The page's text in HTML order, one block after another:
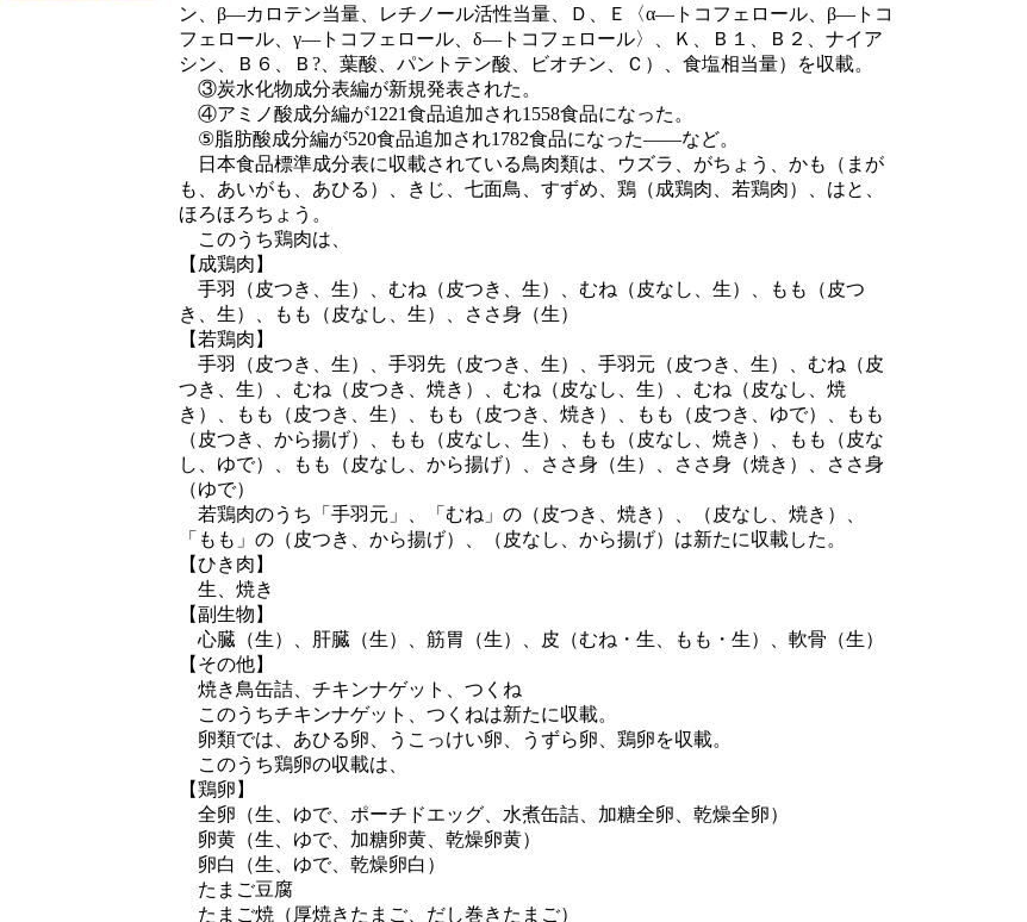
ン、β―カロテン当量、レチノール活性当量、Ｄ、Ｅ〈α―トコフェロール、β―トコ
フェロール、γ―トコフェロール、δ―トコフェロール〉、Ｋ、Ｂ１、Ｂ２、ナイア
シン、Ｂ６、Ｂ?、葉酸、パントテン酸、ビオチン、Ｃ）、食塩相当量）を収載。
③炭水化物成分表編が新規発表された。
④アミノ酸成分編が1221食品追加され1558食品になった。
⑤脂肪酸成分編が520食品追加され1782食品になった――など。
日本食品標準成分表に収載されている鳥肉類は、ウズラ、がちょう、かも（まが
も、あいがも、あひる）、きじ、七面鳥、すずめ、鶏（成鶏肉、若鶏肉）、はと、
ほろほろちょう。
このうち鶏肉は、
【成鶏肉】
手羽（皮つき、生）、むね（皮つき、生）、むね（皮なし、生）、もも（皮つ
き、生）、もも（皮なし、生）、ささ身（生）
【若鶏肉】
手羽（皮つき、生）、手羽先（皮つき、生）、手羽元（皮つき、生）、むね（皮
つき、生）、むね（皮つき、焼き）、むね（皮なし、生）、むね（皮なし、焼
き）、もも（皮つき、生）、もも（皮つき、焼き）、もも（皮つき、ゆで）、もも
（皮つき、から揚げ）、もも（皮なし、生）、もも（皮なし、焼き）、もも（皮な
し、ゆで）、もも（皮なし、から揚げ）、ささ身（生）、ささ身（焼き）、ささ身
（ゆで）
若鶏肉のうち「手羽元」、「むね」の（皮つき、焼き）、（皮なし、焼き）、
「もも」の（皮つき、から揚げ）、（皮なし、から揚げ）は新たに収載した。
【ひき肉】
生、焼き
【副生物】
心臓（生）、肝臓（生）、筋胃（生）、皮（むね・生、もも・生）、軟骨（生）
【その他】
焼き鳥缶詰、チキンナゲット、つくね
このうちチキンナゲット、つくねは新たに収載。
卵類では、あひる卵、うこっけい卵、うずら卵、鶏卵を収載。
このうち鶏卵の収載は、
【鶏卵】
全卵（生、ゆで、ポーチドエッグ、水煮缶詰、加糖全卵、乾燥全卵）
卵黄（生、ゆで、加糖卵黄、乾燥卵黄）
卵白（生、ゆで、乾燥卵白）
たまご豆腐
たまご焼（厚焼きたまご、だし巻きたまご）